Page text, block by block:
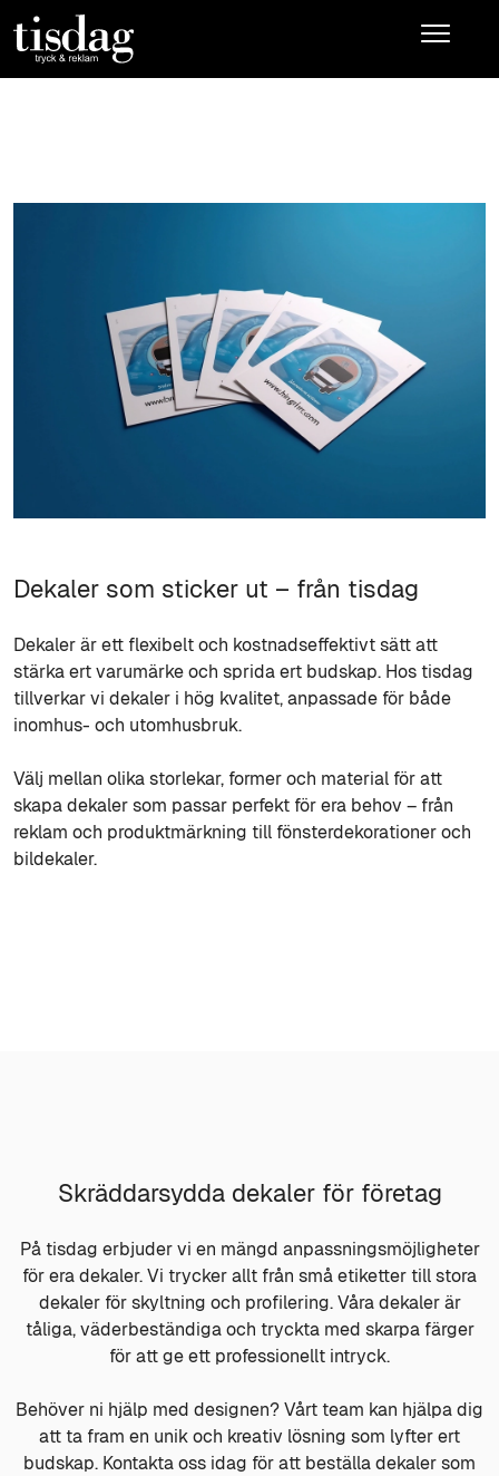
Dekaler som sticker ut – från tisdag
Dekaler är ett flexibelt och kostnadseffektivt sätt att
stärka ert varumärke och sprida ert budskap. Hos tisdag
tillverkar vi dekaler i hög kvalitet, anpassade för både
inomhus- och utomhusbruk.
Välj mellan olika storlekar, former och material för att
skapa dekaler som passar perfekt för era behov – från
reklam och produktmärkning till fönsterdekorationer och
bildekaler.
Skräddarsydda dekaler för företag
På tisdag erbjuder vi en mängd anpassningsmöjligheter
för era dekaler. Vi trycker allt från små etiketter till stora
dekaler för skyltning och profilering. Våra dekaler är
tåliga, väderbeständiga och tryckta med skarpa färger
för att ge ett professionellt intryck.
Behöver ni hjälp med designen? Vårt team kan hjälpa dig
att ta fram en unik och kreativ lösning som lyfter ert
budskap. Kontakta oss idag för att beställa dekaler som